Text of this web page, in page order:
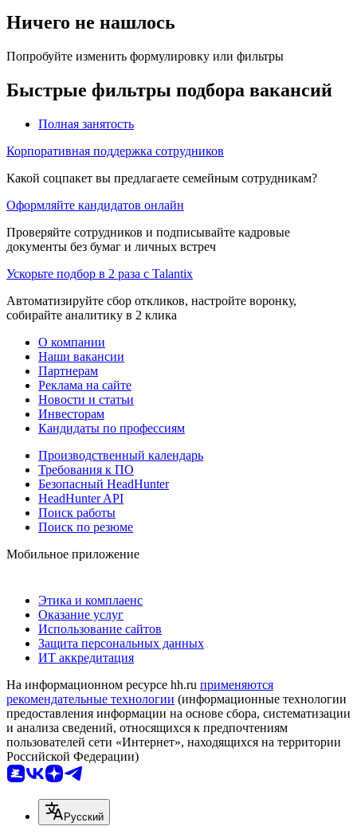
Ничего не нашлось
Попробуйте изменить формулировку или фильтры
Быстрые фильтры подбора вакансий
Полная занятость
Корпоративная поддержка сотрудников
Какой соцпакет вы предлагаете семейным сотрудникам?
Оформляйте кандидатов онлайн
Проверяйте сотрудников и подписывайте кадровые
документы без бумаг и личных встреч
Ускорьте подбор в 2 раза с Talantix
Автоматизируйте сбор откликов, настройте воронку,
собирайте аналитику в 2 клика
О компании
Наши вакансии
Партнерам
Реклама на сайте
Новости и статьи
Инвесторам
Кандидаты по профессиям
Производственный календарь
Требования к ПО
Безопасный HeadHunter
HeadHunter API
Поиск работы
Поиск по резюме
Мобильное приложение
Этика и комплаенс
Оказание услуг
Использование сайтов
Защита персональных данных
ИТ аккредитация
На информационном ресурсе hh.ru применяются
рекомендательные технологии (информационные технологии
предоставления информации на основе сбора, систематизации
и анализа сведений, относящихся к предпочтениям
пользователей сети «Интернет», находящихся на территории
Российской Федерации)
Русский